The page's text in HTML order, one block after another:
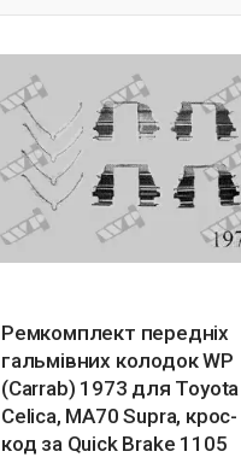
Ремкомплект передніх
гальмівних колодок WP
(Carrab) 1973 для Toyota
Celica, MA70 Supra, крос-
код за Quick Brake 1105